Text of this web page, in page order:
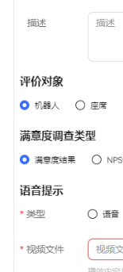
通
器
跟
配
置
被